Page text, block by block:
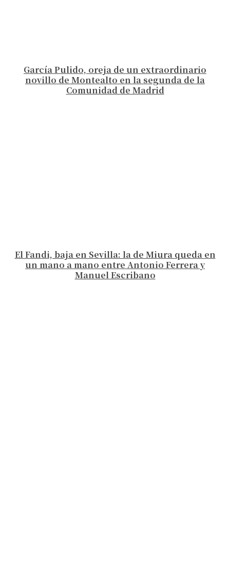
García Pulido, oreja de un extraordinario
novillo de Montealto en la segunda de la
Comunidad de Madrid
El Fandi, baja en Sevilla: la de Miura queda en
un mano a mano entre Antonio Ferrera y
Manuel Escribano